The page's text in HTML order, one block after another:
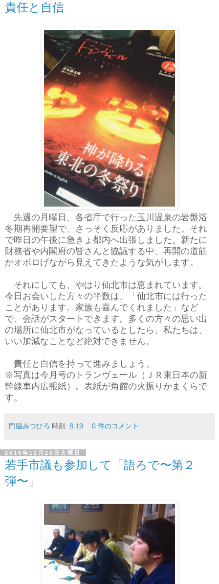
責任と自信
先週の月曜日、各省庁で行った玉川温泉の岩盤浴
冬期再開要望で、さっそく反応がありました。それ
で昨日の午後に急きょ都内へ出張しました。新たに
財務省や内閣府の皆さんと協議する中、再開の道筋
かオボロげながら見えてきたような気がします。
それにしても、やはり仙北市は恵まれています。
今日お会いした方々の半数は、「仙北市には行った
ことがあります。家族も喜んでくれました」など
で、会話がスタートできます。多くの方々の思い出
の場所に仙北市がなっているとしたら、私たちは、
いい加減なことなど絶対できません。
責任と自信を持って進みましょう。
※写真は今月号のトランヴェール（ＪＲ東日本の新
幹線車内広報紙）。表紙が角館の火振りかまくらで
す。
門脇みつひろ 時刻: 8:19 0 件のコメント:
2016年12月20日火曜日
若手市議も参加して「語ろで〜第２
弾〜」